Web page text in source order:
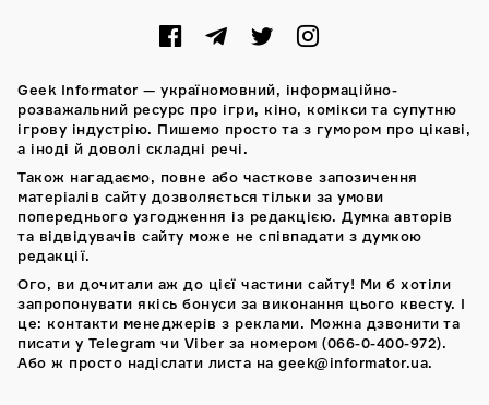
Geek Informator — україномовний, інформаційно-
розважальний ресурс про ігри, кіно, комікси та супутню
ігрову індустрію. Пишемо просто та з гумором про цікаві,
а іноді й доволі складні речі.
Також нагадаємо, повне або часткове запозичення
матеріалів сайту дозволяється тільки за умови
попереднього узгодження із редакцією. Думка авторів
та відвідувачів сайту може не співпадати з думкою
редакції.
Ого, ви дочитали аж до цієї частини сайту! Ми б хотіли
запропонувати якісь бонуси за виконання цього квесту. І
це: контакти менеджерів з реклами. Можна дзвонити та
писати у Telegram чи Viber за номером (066-0-400-972).
Або ж просто надіслати листа на geek@informator.ua.